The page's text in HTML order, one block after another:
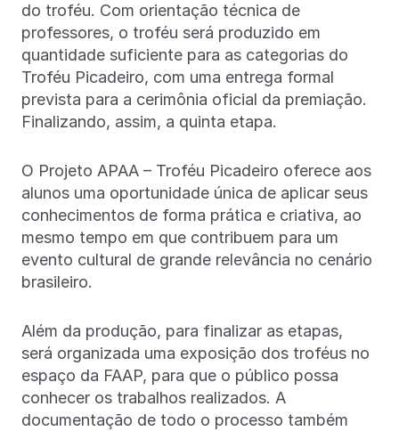
do troféu. Com orientação técnica de
professores, o troféu será produzido em
quantidade suficiente para as categorias do
Troféu Picadeiro, com uma entrega formal
prevista para a cerimônia oficial da premiação.
Finalizando, assim, a quinta etapa.
O Projeto APAA – Troféu Picadeiro oferece aos
alunos uma oportunidade única de aplicar seus
conhecimentos de forma prática e criativa, ao
mesmo tempo em que contribuem para um
evento cultural de grande relevância no cenário
brasileiro.
Além da produção, para finalizar as etapas,
será organizada uma exposição dos troféus no
espaço da FAAP, para que o público possa
conhecer os trabalhos realizados. A
documentação de todo o processo também